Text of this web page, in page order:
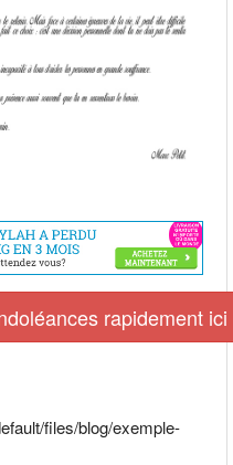
rapidement ici
files/blog/exemple-